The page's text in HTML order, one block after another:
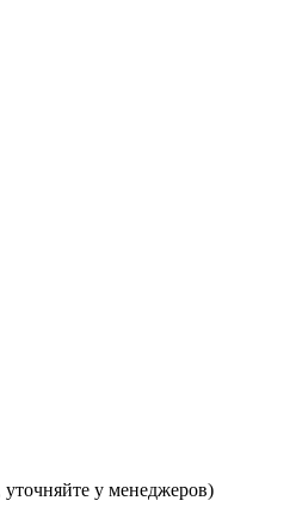
у менеджеров)